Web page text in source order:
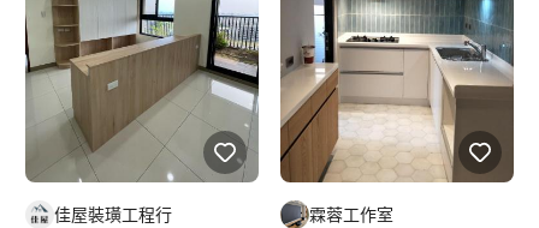
佳屋裝璜工程行 霖蓉工作室